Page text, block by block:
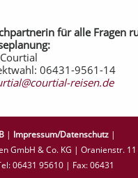
für alle Fragen
06431-9561-14
reisen.de
| Impressum/Datenschutz |
GmbH & Co. KG | Oranienstr.
06431 95610 | Fax: 06431